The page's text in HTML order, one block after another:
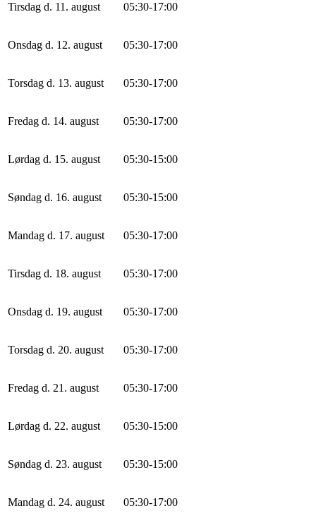
Tirsdag d. 11. august 05:30-17:00
Onsdag d. 12. august 05:30-17:00
Torsdag d. 13. august 05:30-17:00
Fredag d. 14. august 05:30-17:00
Lørdag d. 15. august 05:30-15:00
Søndag d. 16. august 05:30-15:00
Mandag d. 17. august 05:30-17:00
Tirsdag d. 18. august 05:30-17:00
Onsdag d. 19. august 05:30-17:00
Torsdag d. 20. august 05:30-17:00
Fredag d. 21. august 05:30-17:00
Lørdag d. 22. august 05:30-15:00
Søndag d. 23. august 05:30-15:00
Mandag d. 24. august 05:30-17:00